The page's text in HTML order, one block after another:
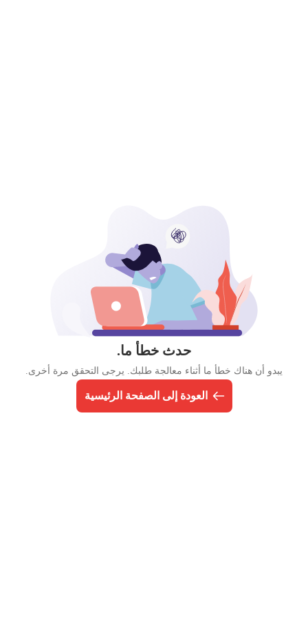
حدث خطأ ما.
يبدو أن هناك خطأ ما أثناء معالجة طلبك. يرجى التحقق مرة أخرى.
العودة إلى الصفحة الرئيسية